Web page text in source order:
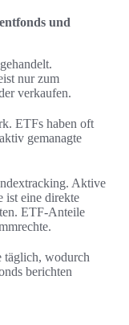
und
nur zum
verkaufen.
ETFs haben oft
gemanagte
Aktive
ist eine direkte
ETF-Anteile
täglich, wodurch
berichten